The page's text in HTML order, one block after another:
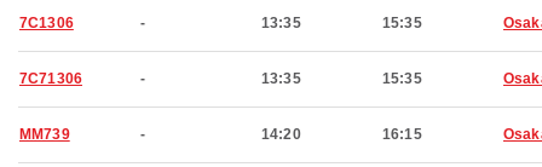
7C1306 - 13:35 15:35
7C71306 - 13:35 15:35
MM739 - 14:20 16:15